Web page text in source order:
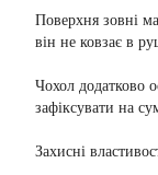
Поверхня зовні
він не ковзає в
Чохол додатково
зафіксувати на
Захисні